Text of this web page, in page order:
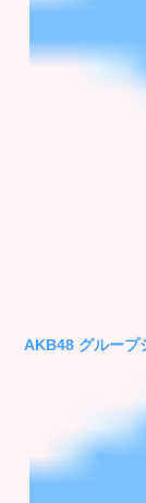
AKB48 グループ